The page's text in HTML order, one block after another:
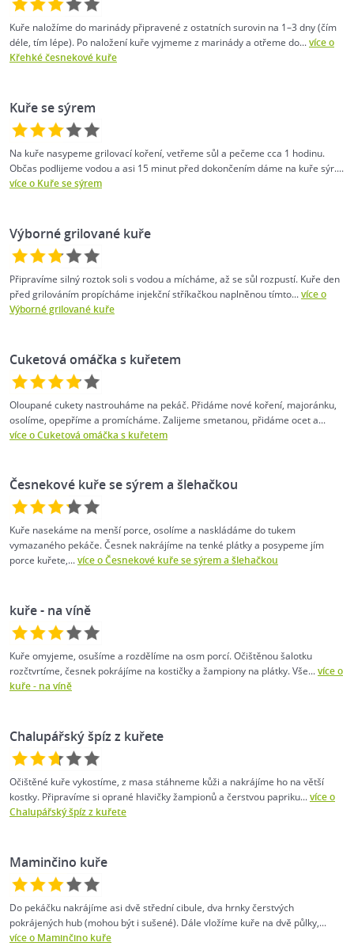
Kuře naložíme do marinády připravené z ostatních surovin na 1–⁠3 dny (čím
déle, tím lépe). Po naložení kuře vyjmeme z marinády a otřeme do...více o
Křehké česnekové kuře
Kuře se sýrem
Na kuře nasypeme grilovací koření, vetřeme sůl a pečeme cca 1 hodinu.
Občas podlijeme vodou a asi 15 minut před dokončením dáme na kuře sýr....
více o Kuře se sýrem
Výborné grilované kuře
Připravíme silný roztok soli s vodou a mícháme, až se sůl rozpustí. Kuře den
před grilováním propícháme injekční stříkačkou naplněnou tímto...více o
Výborné grilované kuře
Cuketová omáčka s kuřetem
Oloupané cukety nastrouháme na pekáč. Přidáme nové koření, majoránku,
osolíme, opepříme a promícháme. Zalijeme smetanou, přidáme ocet a...
více o Cuketová omáčka s kuřetem
Česnekové kuře se sýrem a šlehačkou
Kuře nasekáme na menší porce, osolíme a naskládáme do tukem
vymazaného pekáče. Česnek nakrájíme na tenké plátky a posypeme jím
porce kuřete,...více o Česnekové kuře se sýrem a šlehačkou
kuře - na víně
Kuře omyjeme, osušíme a rozdělíme na osm porcí. Očištěnou šalotku
rozčtvrtíme, česnek pokrájíme na kostičky a žampiony na plátky. Vše...více o
kuře - na víně
Chalupářský špíz z kuřete
Očištěné kuře vykostíme, z masa stáhneme kůži a nakrájíme ho na větší
kostky. Připravíme si oprané hlavičky žampionů a čerstvou papriku...více o
Chalupářský špíz z kuřete
Maminčino kuře
Do pekáčku nakrájíme asi dvě střední cibule, dva hrnky čerstvých
pokrájených hub (mohou být i sušené). Dále vložíme kuře na dvě půlky,...
více o Maminčino kuře